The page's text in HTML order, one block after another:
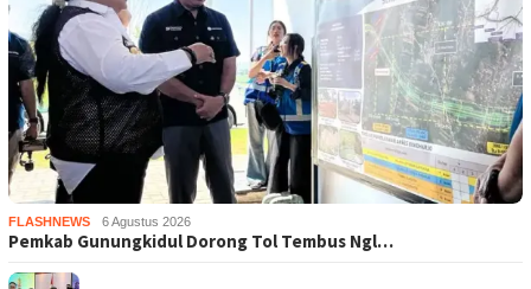
FLASHNEWS 6 Agustus 2026
Pemkab Gunungkidul Dorong Tol Tembus Ngl…